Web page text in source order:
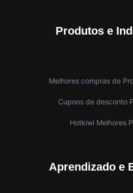
Produtos e
Melhores compras de
Cupons de desconto
Hotkiwi Melhores
Aprendizado e